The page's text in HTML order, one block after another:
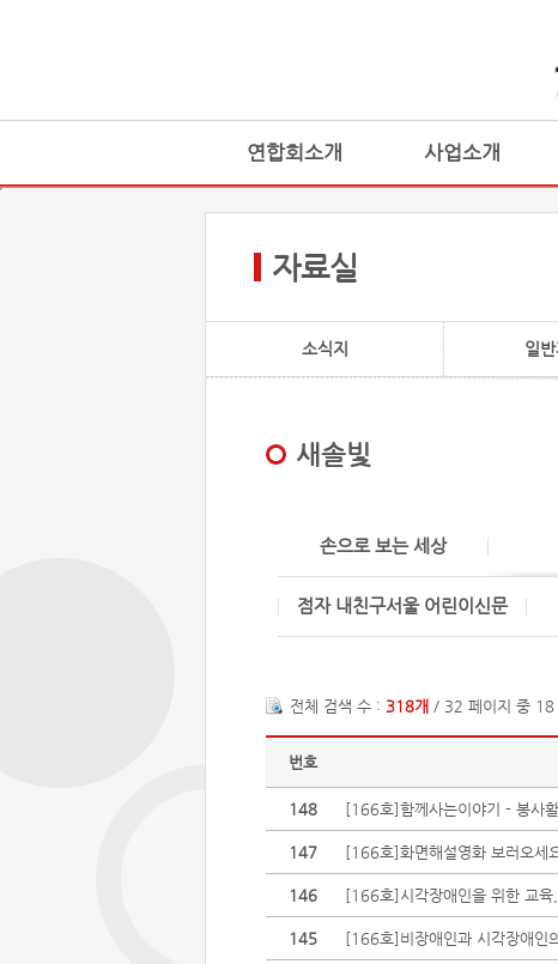
연합회소개 사업소개
자료실
소식지 일
새솔빛
손으로 보는 세상
점자 내친구서울 어린이신문
전체 검색 수 : 318개 / 32 페이지 중 18
번호
148 [166호]함께사는이야기 - 봉사
147 [166호]화면해설영화 보러오세
146 [166호]시각장애인을 위한 교육
145 [166호]비장애인과 시각장애인